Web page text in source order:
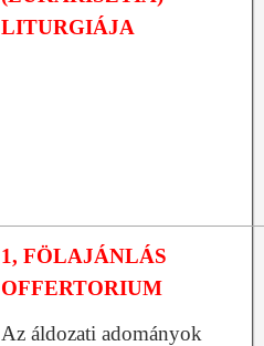
LITURGIÁJA
1, FÖLAJÁNLÁS
OFFERTORIUM
Az áldozati adományok